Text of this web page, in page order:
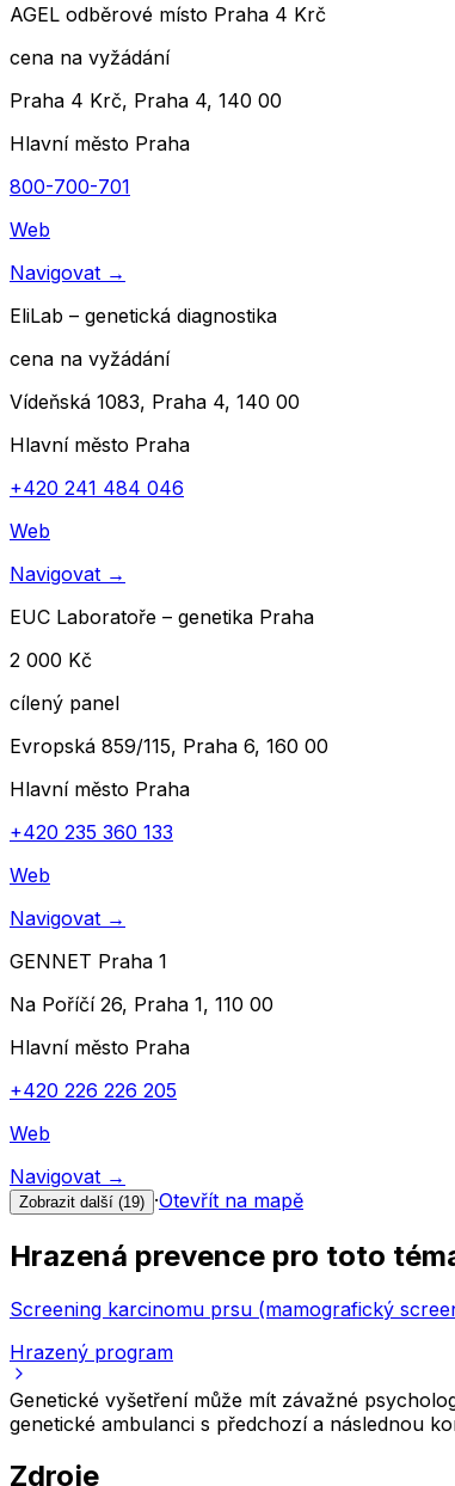
AGEL odběrové místo Praha 4 Krč
cena na vyžádání
Praha 4 Krč, Praha 4, 140 00
Hlavní město Praha
800-700-701
Web
Navigovat →
EliLab – genetická diagnostika
cena na vyžádání
Vídeňská 1083, Praha 4, 140 00
Hlavní město Praha
+420 241 484 046
Web
Navigovat →
EUC Laboratoře – genetika Praha
2 000 Kč
cílený panel
Evropská 859/115, Praha 6, 160 00
Hlavní město Praha
+420 235 360 133
Web
Navigovat →
GENNET Praha 1
Na Poříčí 26, Praha 1, 110 00
Hlavní město Praha
+420 226 226 205
Web
Navigovat →
Zobrazit další (19) ·Otevřít na mapě
Hrazená prevence pro toto
Screening karcinomu prsu (mamografický
Hrazený program
Genetické vyšetření může mít závažné
genetické ambulanci s předchozí a následnou
Zdroje